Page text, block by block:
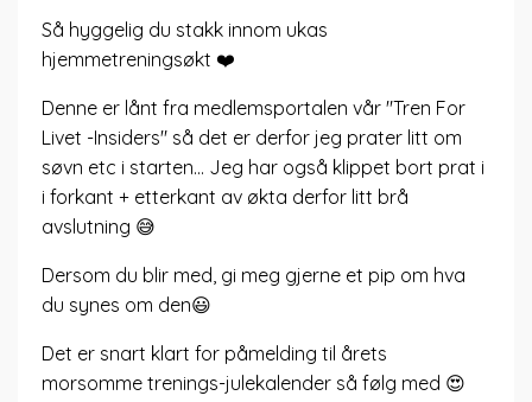
Så hyggelig du stakk innom ukas
hjemmetreningsøkt ❤️
Denne er lånt fra medlemsportalen vår "Tren For
Livet -Insiders" så det er derfor jeg prater litt om
søvn etc i starten... Jeg har også klippet bort prat i
i forkant + etterkant av økta derfor litt brå
avslutning 😅
Dersom du blir med, gi meg gjerne et pip om hva
du synes om den😃
Det er snart klart for påmelding til årets
morsomme trenings-julekalender så følg med 😍